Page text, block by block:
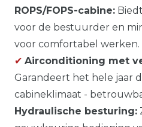
ROPS/FOPS-cabine:
voor de bestuurder en
voor comfortabel werken.
✔ Airconditioning met
Garandeert het hele jaar
cabineklimaat -
Hydraulische besturing: